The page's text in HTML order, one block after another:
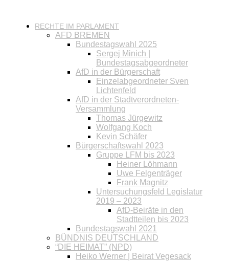
RECHTE IM PARLAMENT
AFD BREMEN
Bundestagswahl 2025
Sergej Minich |
Bundestagsabgeordneter
AfD in der Bürgerschaft
Einzelabgeordneter Sven
Lichtenfeld
AfD in der Stadtverordneten-
Versammlung
Thomas Jürgewitz
Wolfgang Koch
Kevin Schäfer
Bürgerschaftswahl 2023
Gruppe LFM bis 2023
Heiner Löhmann
Uwe Felgenträger
Frank Magnitz
Untersuchungsfeld Legislatur
2019 – 2023
AfD-Beiräte in den
Stadtteilen bis 2023
Bundestagswahl 2021
BÜNDNIS DEUTSCHLAND
“DIE HEIMAT” (NPD)
Heiko Werner | Beirat Vegesack